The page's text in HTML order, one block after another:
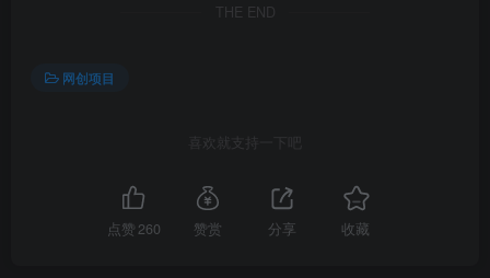
THE END
网创项目
喜欢就支持一下吧
点赞260 赞赏 分享 收藏